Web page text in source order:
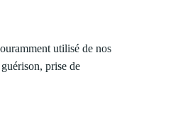
utilisé de nos
prise de